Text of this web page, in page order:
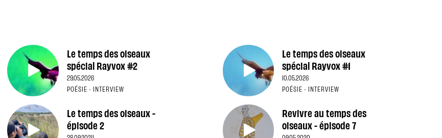
Le temps des oiseaux
spécial Rayvox #2
29.05.2026
POÉSIE · INTERVIEW
Le temps des oiseaux
spécial Rayvox #1
10.05.2026
POÉSIE · INTERVIEW
Le temps des oiseaux -
épisode 2
Revivre au temps des
oiseaux - épisode 7